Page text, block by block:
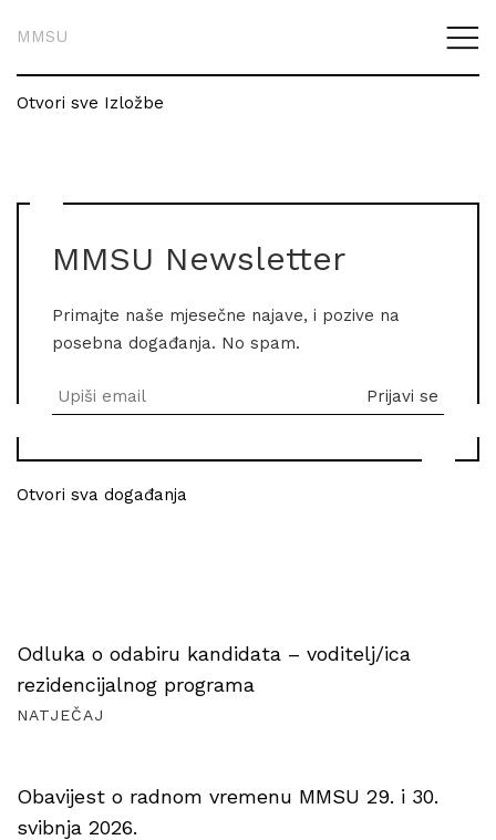
MMSU
Otvori sve Izložbe
MMSU Newsletter
Primajte naše mjesečne najave, i pozive na
posebna događanja. No spam.
Otvori sva događanja
Odluka o odabiru kandidata – voditelj/ica
rezidencijalnog programa
NATJEČAJ
Obavijest o radnom vremenu MMSU 29. i 30.
svibnja 2026.